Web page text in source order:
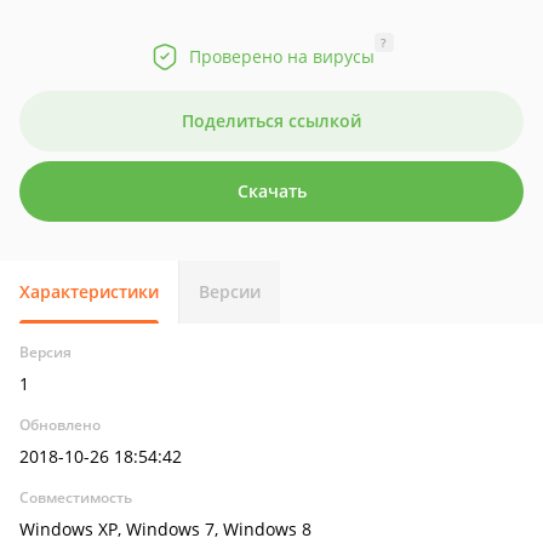
Проверено на вирусы
?
Поделиться ссылкой
Скачать
Характеристики Версии
Версия
1
Обновлено
2018-10-26 18:54:42
Совместимость
Windows XP, Windows 7, Windows 8